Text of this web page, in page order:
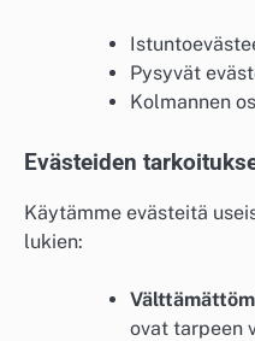
Pysyvät
Kolmannen
Evästeiden
Käytämme evästeitä
lukien:
ovat tarpeen